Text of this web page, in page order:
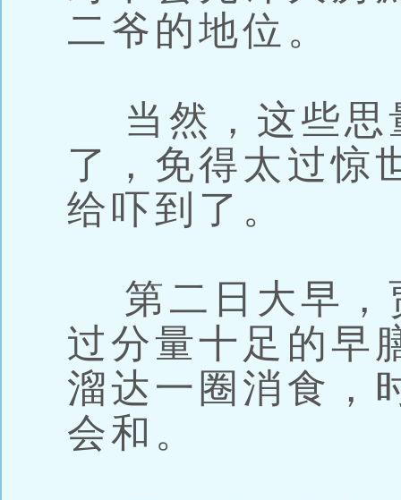
二爷的地位。
当然，这些思
了，免得太过惊
给吓到了。
第二日大早，
过分量十足的早
溜达一圈消食，
会和。